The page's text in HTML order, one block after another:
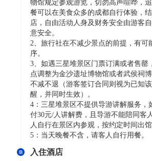
物馆规定参观游览，切勿高声喧哗，
餐可以在美食众多的成都自行体验，
店，自由活动人身及财务安全由游客
意安全。
2、旅行社在不减少景点的前提，有可
序。
3、如遇三星堆景区门票订满或者售罄
点调整为金沙遗址博物馆或者武侯祠
不减不退（游客签订合同则视为已知
醒，并同时生效）。
4：三星堆景区不提供导游讲解服务，
付30元/人讲解费，且导游不能陪同客
人自行在景区内参观，按约定时间出馆
5：当天晚餐不含，请客人自行用餐。
入住酒店